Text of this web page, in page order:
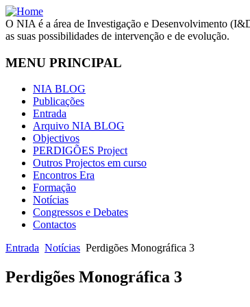
O NIA é a área de Investigação e Desenvolvimento
as suas possibilidades de intervenção e de evolução.
MENU PRINCIPAL
NIA BLOG
Publicações
Entrada
Arquivo NIA BLOG
Objectivos
PERDIGÕES Project
Outros Projectos em curso
Encontros Era
Formação
Notícias
Congressos e Debates
Contactos
Entrada Notícias Perdigões Monográfica 3
Perdigões Monográfica 3